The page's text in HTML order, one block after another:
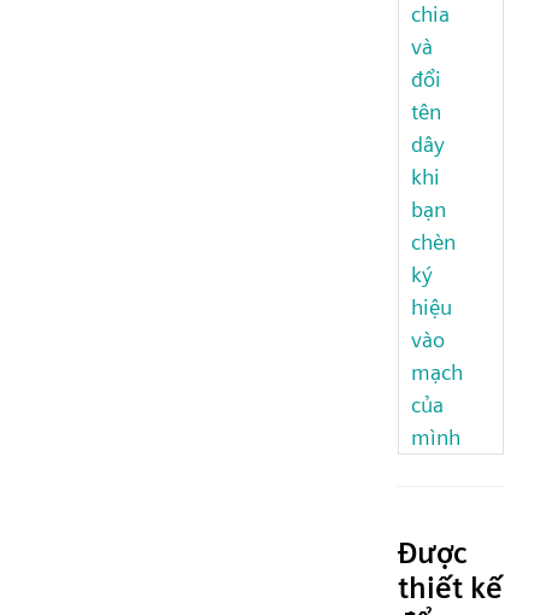
chia
và
đổi
tên
dây
khi
bạn
chèn
ký
hiệu
vào
mạch
của
mình
Được
thiết kế